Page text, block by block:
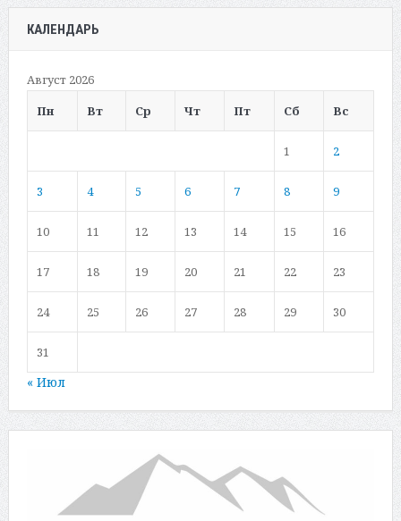
КАЛЕНДАРЬ
Август 2026
Пн
Вт Ср Чт Пт Сб Вс
1 2
3 4 5 6 7 8 9
10 11 12 13 14 15 16
17 18 19 20 21 22 23
24 25 26 27 28 29 30
31
« Июл